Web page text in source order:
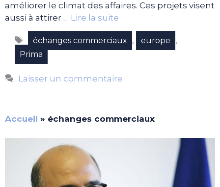
améliorer le climat des affaires. Ces projets visent
aussi à attirer … Lire la suite
Étiquettes
échanges commerciaux , europe ,
Prima
Laisser un commentaire
Accueil » échanges commerciaux